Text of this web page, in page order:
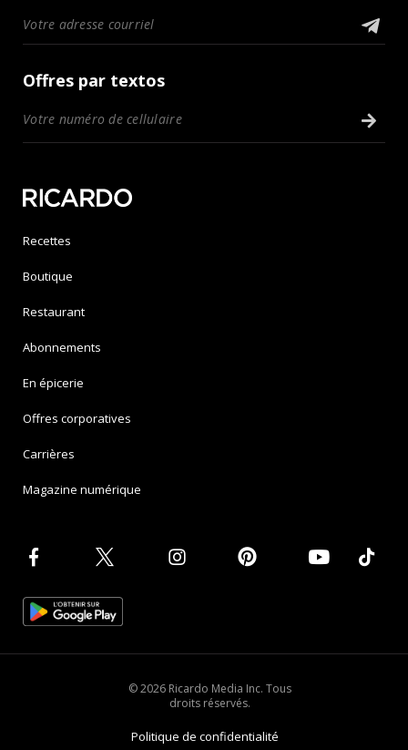
Offres par textos
Recettes
Boutique
Restaurant
Abonnements
En épicerie
Offres corporatives
Carrières
Magazine numérique
© 2026 Ricardo Media Inc. Tous
droits réservés.
Politique de confidentialité